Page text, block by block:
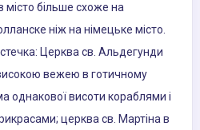
місто більше схоже на
ніж на німецьке місто.
Церква св. Альдегунди
вежею в готичному
однакової висоти кораблями і
церква св. Мартіна в